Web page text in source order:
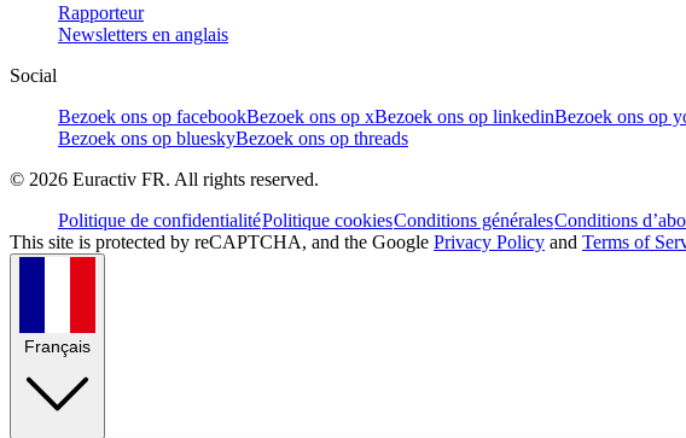
Rapporteur
Newsletters en anglais
Social
Bezoek ons op facebookBezoek ons op xBezoek ons op linkedinBezoek ons op
Bezoek ons op blueskyBezoek ons op threads
© 2026 Euractiv FR. All rights reserved.
Politique de confidentialitéPolitique cookiesConditions généralesConditions
This site is protected by reCAPTCHA, and the Google Privacy Policy and Terms of
Français